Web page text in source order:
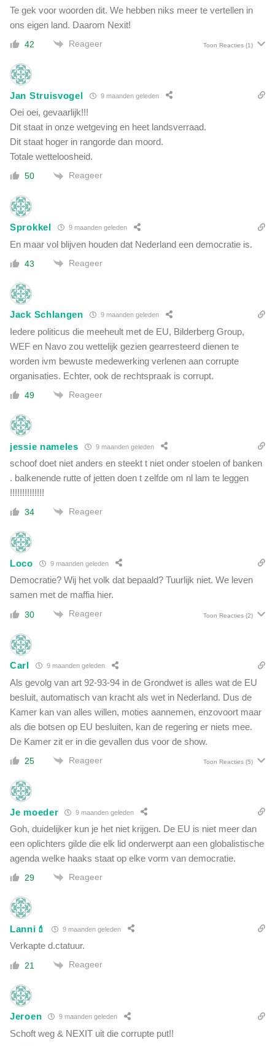
Te gek voor woorden dit. We hebben niks meer te vertellen in
ons eigen land. Daarom Nexit!
42 Reageer Toon Reacties (1)
Jan Struisvogel 9 maanden geleden
Oei oei, gevaarlijk!!!
Dit staat in onze wetgeving en heet landsverraad.
Dit staat hoger in rangorde dan moord.
Totale wetteloosheid.
50 Reageer
Sprokkel 9 maanden geleden
En maar vol blijven houden dat Nederland een democratie is.
43 Reageer
Jack Schlangen 9 maanden geleden
Iedere politicus die meeheult met de EU, Bilderberg Group,
WEF en Navo zou wettelijk gezien gearresteerd dienen te
worden ivm bewuste medewerking verlenen aan corrupte
organisaties. Echter, ook de rechtspraak is corrupt.
49 Reageer
jessie nameles 9 maanden geleden
schoof doet niet anders en steekt t niet onder stoelen of banken
. balkenende rutte of jetten doen t zelfde om nl lam te leggen
!!!!!!!!!!!!!!
34 Reageer
Loco 9 maanden geleden
Democratie? Wij het volk dat bepaald? Tuurlijk niet. We leven
samen met de maffia hier.
30 Reageer Toon Reacties (2)
Carl 9 maanden geleden
Als gevolg van art 92-93-94 in de Grondwet is alles wat de EU
besluit, automatisch van kracht als wet in Nederland. Dus de
Kamer kan van alles willen, moties aannemen, enzovoort maar
als die botsen op EU besluiten, kan de regering er niets mee.
De Kamer zit er in die gevallen dus voor de show.
25 Reageer Toon Reacties (5)
Je moeder 9 maanden geleden
Goh, duidelijker kun je het niet krijgen. De EU is niet meer dan
een oplichters gilde die elk lid onderwerpt aan een globalistische
agenda welke haaks staat op elke vorm van democratie.
29 Reageer
Lanni💄 9 maanden geleden
Verkapte d.ctatuur.
21 Reageer
Jeroen 9 maanden geleden
Schoft weg & NEXIT uit die corrupte put!!